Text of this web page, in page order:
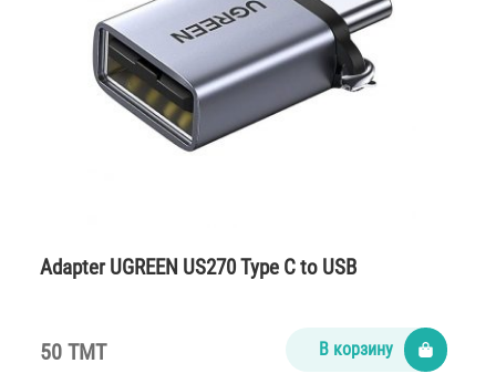
Adapter UGREEN US270 Type C to USB
50 TMT В корзину